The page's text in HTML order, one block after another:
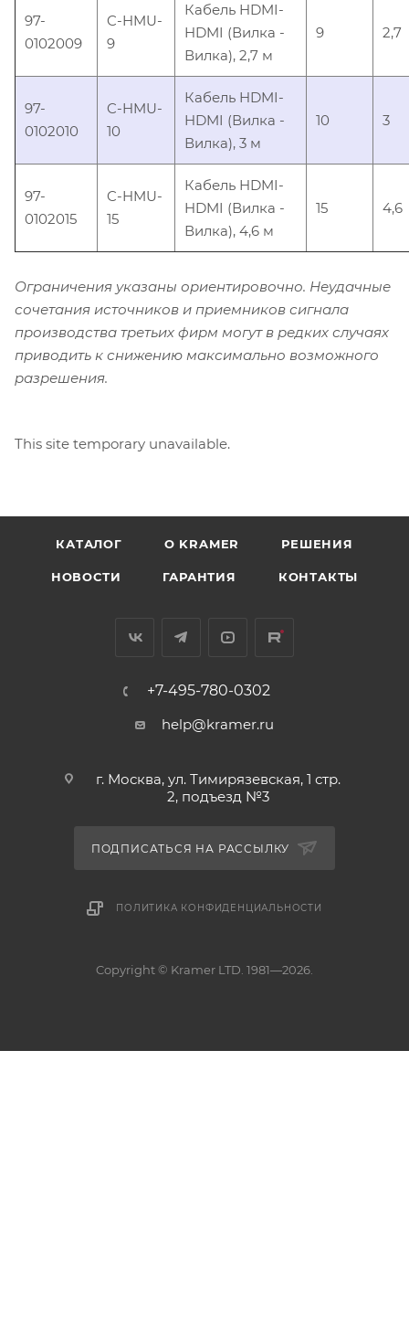
97-
0102009
C-HMU-
9
Кабель HDMI-
HDMI (Вилка -
Вилка), 2,7 м
9 2,7
97-
0102010
C-HMU-
10
Кабель HDMI-
HDMI (Вилка -
Вилка), 3 м
10 3
97-
0102015
C-HMU-
15
Кабель HDMI-
HDMI (Вилка -
Вилка), 4,6 м
15 4,6
Ограничения указаны ориентировочно. Неудачные
сочетания источников и приемников сигнала
производства третьих фирм могут в редких случаях
приводить к снижению максимально возможного
разрешения.
This site temporary unavailable.
КАТАЛОГ O KRAMER РЕШЕНИЯ
НОВОСТИ ГАРАНТИЯ КОНТАКТЫ
+7-495-780-0302
help@kramer.ru
г. Москва, ул. Тимирязевская, 1 стр.
2, подъезд №3
ПОДПИСАТЬСЯ НА РАССЫЛКУ
ПОЛИТИКА КОНФИДЕНЦИАЛЬНОСТИ
Copyright © Kramer LTD. 1981—2026.